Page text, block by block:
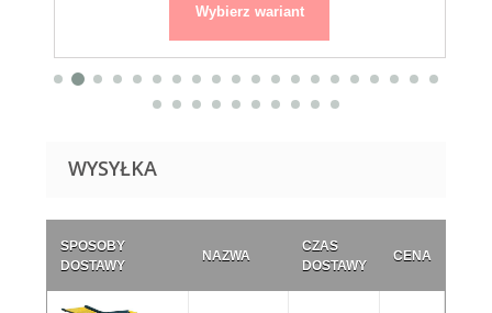
Wybierz wariant
WYSYŁKA
SPOSOBY
DOSTAWY
NAZWA
CZAS
DOSTAWY
CENA